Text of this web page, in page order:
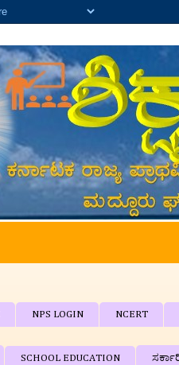
NPS LOGIN NCERT
SCHOOL EDUCATION